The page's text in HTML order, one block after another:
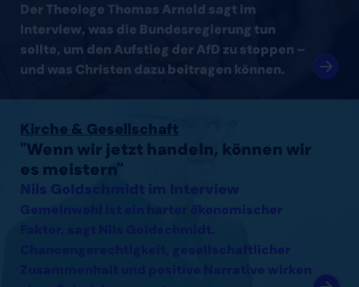
Der Theologe Thomas Arnold sagt im
Interview, was die Bundesregierung tun
sollte, um den Aufstieg der AfD zu stoppen –
und was Christen dazu beitragen können.
Kirche & Gesellschaft
"Wenn wir jetzt handeln, können wir
es meistern"
Nils Goldschmidt im Interview
Gemeinwohl ist ein harter ökonomischer
Chancengerechtigkeit, gesellschaftlicher
Zusammenhalt und positive Narrative wirken